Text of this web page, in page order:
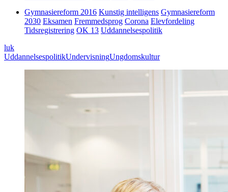
Gymnasiereform 2016 Kunstig intelligens Gymnasiereform
2030 Eksamen Fremmedsprog Corona Elevfordeling
Tidsregistrering OK 13 Uddannelsespolitik
luk
UddannelsespolitikUndervisningUngdomskultur